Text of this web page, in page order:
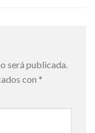
será publicada.
con *